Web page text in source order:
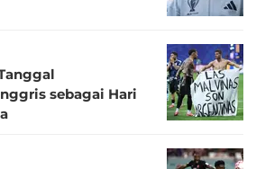
sebagai Hari